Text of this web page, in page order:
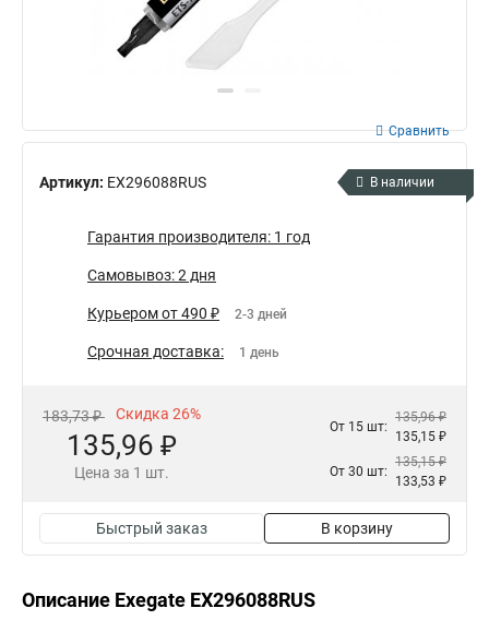
Артикул: EX296088RUS
Сравнить
В наличии
Гарантия производителя: 1 год
Самовывоз: 2 дня
Курьером от 490 ₽ 2-3 дней
Срочная доставка: 1 день
183,73 ₽ Скидка 26%
135,96 ₽
Цена за 1 шт.
От 15 шт:
135,96 ₽
135,15 ₽
От 30 шт:
135,15 ₽
133,53 ₽
Быстрый заказ В корзину
Описание Exegate EX296088RUS